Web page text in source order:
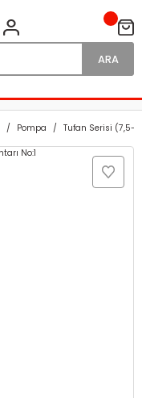
ARA
Pompa Tufan Serisi (7,5-